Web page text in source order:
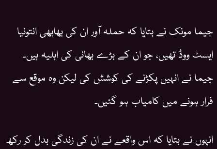
جیما مونک نے بتایا کہ حملہ آور ان کی بھابھی انتونیا
ایسٹ ووڈ تھیں، جو ان کے بڑے بھائی کی اہلیہ ہیں۔
جیما نے انہیں پکڑنے کی کوشش کی لیکن وہ موقع سے
فرار ہونے میں کامیاب ہو گئیں۔
انہوں نے بتایا کہ اس واقعے نے ان کی زندگی بدل کر رکھ